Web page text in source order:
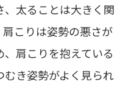
太ることは大きく関
こりは姿勢の悪さが
肩こりを抱えている
き姿勢がよく見られ